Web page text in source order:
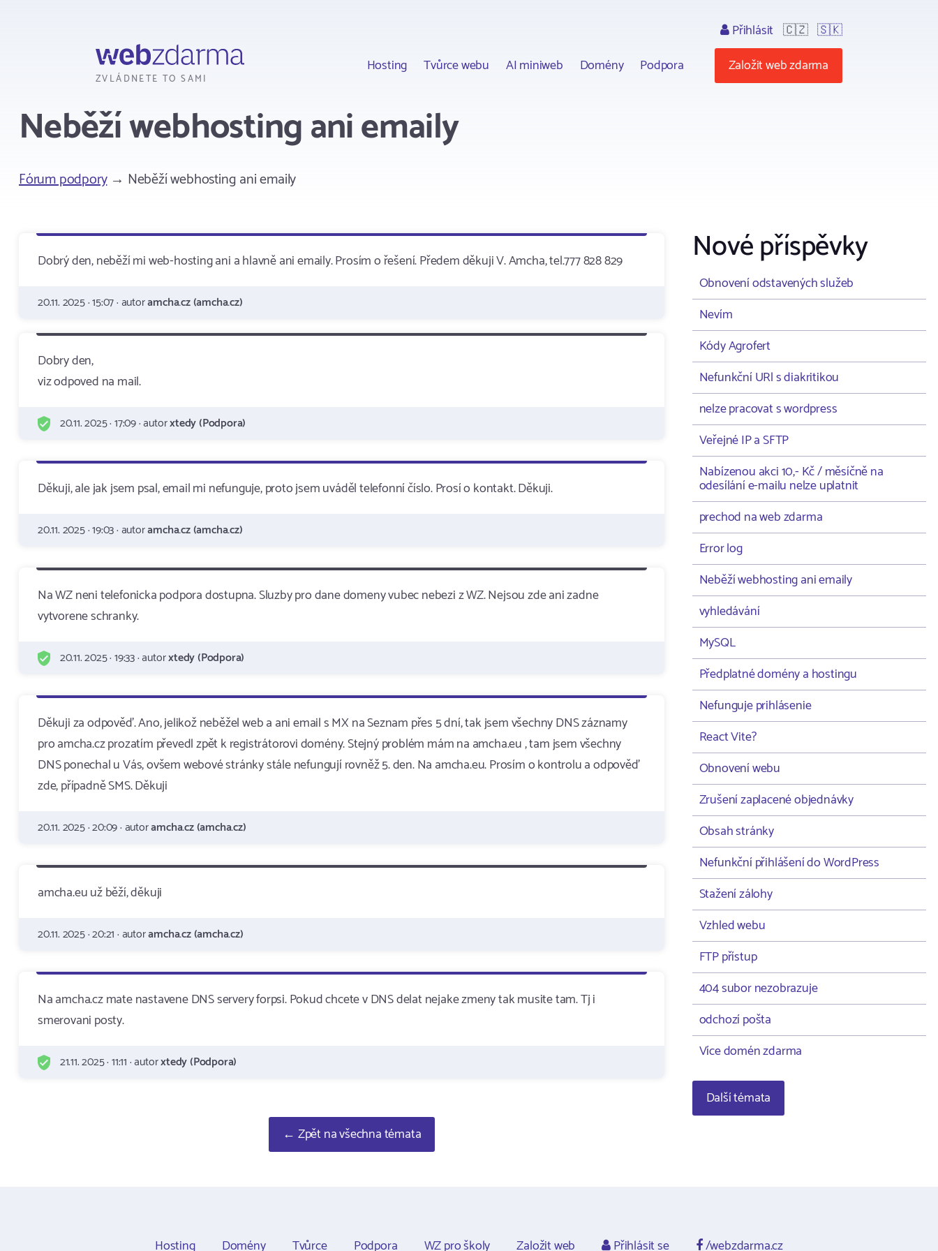
ZVLÁDNETE TO SAMI
Hosting Tvůrce webu AI miniweb Domény Podpora
Přihlásit 🇨🇿 🇸🇰
Založit web zdarma
Neběží webhosting ani emaily
Fórum podpory→ Neběží webhosting ani emaily
Dobrý den, neběží mi web-hosting ani a hlavně ani emaily. Prosím o řešení. Předem děkuji V. Amcha, tel.777 828 829
20.11. 2025 · 15:07 · autoramcha.cz (amcha.cz)
Dobry den,
viz odpoved na mail.
20.11. 2025 · 17:09 · autorxtedy (Podpora)
Děkuji, ale jak jsem psal, email mi nefunguje, proto jsem uváděl telefonní číslo. Prosí o kontakt. Děkuji.
20.11. 2025 · 19:03 · autoramcha.cz (amcha.cz)
Na WZ neni telefonicka podpora dostupna. Sluzby pro dane domeny vubec nebezi z WZ. Nejsou zde ani zadne
vytvorene schranky.
20.11. 2025 · 19:33 · autorxtedy (Podpora)
Děkuji za odpověď. Ano, jelikož neběžel web a ani email s MX na Seznam přes 5 dní, tak jsem všechny DNS záznamy
pro amcha.cz prozatím převedl zpět k registrátorovi domény. Stejný problém mám na amcha.eu , tam jsem všechny
DNS ponechal u Vás, ovšem webové stránky stále nefungují rovněž 5. den. Na amcha.eu. Prosím o kontrolu a odpověď
zde, případně SMS. Děkuji
20.11. 2025 · 20:09 · autoramcha.cz (amcha.cz)
amcha.eu už běží, děkuji
20.11. 2025 · 20:21 · autoramcha.cz (amcha.cz)
Na amcha.cz mate nastavene DNS servery forpsi. Pokud chcete v DNS delat nejake zmeny tak musite tam. Tj i
smerovani posty.
21.11. 2025 · 11:11 · autorxtedy (Podpora)
← Zpět na všechna témata
Nové příspěvky
Obnovení odstavených služeb
Nevím
Kódy Agrofert
Nefunkční URl s diakritikou
nelze pracovat s wordpress
Veřejné IP a SFTP
Nabízenou akci 10,- Kč / měsíčně na
odesílání e-mailu nelze uplatnit
prechod na web zdarma
Error log
Neběží webhosting ani emaily
vyhledávání
MySQL
Předplatné domény a hostingu
Nefunguje prihlásenie
React Vite?
Obnovení webu
Zrušení zaplacené objednávky
Obsah stránky
Nefunkční přihlášení do WordPress
Stažení zálohy
Vzhled webu
FTP přístup
404 subor nezobrazuje
odchozí pošta
Více domén zdarma
Další témata
Hosting Domény Tvůrce Podpora WZ pro školy Založit web Přihlásit se /webzdarma.cz